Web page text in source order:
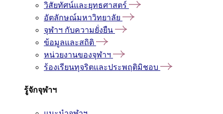
วิสัยทัศน์และยุทธศาสตร์
อัตลักษณ์มหาวิทยาลัย
จุฬาฯ กับความยั่งยืน
ข้อมูลและสถิติ
หน่วยงานของจุฬาฯ
ร้องเรียนทุจริตและประพฤติมิชอบ
รู้จักจุฬาฯ